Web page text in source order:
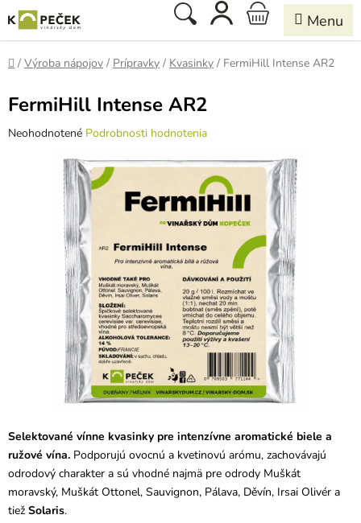
na
obsah
Hľadať
NÁKUPNÝ
KOŠÍK
Domov
/ Výroba nápojov / Prípravky / Kvasinky / FermiHill Intense AR2
Selektované vínne kvasinky pre intenzívne aromatické biele a
ružové vína. Podporujú ovocnú a kvetinovú arómu, zachovávajú
odrodový charakter a sú vhodné najmä pre odrody Muškát
moravský, Muškát Ottonel, Sauvignon, Pálava, Děvín, Irsai Olivér a
tiež Solaris.
FermiHill Intense AR2
Priemerné
Neohodnotené Podrobnosti hodnotenia